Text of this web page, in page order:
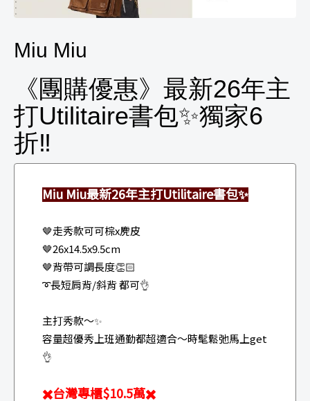
Miu Miu
《團購優惠》最新26年主
打Utilitaire書包✨獨家6
折‼️
Miu Miu最新26年主打Utilitaire書包✨
🤎走秀款可可棕x麂皮
🤎26x14.5x9.5cm
🤎背帶可調長度👏🏻
➰長短肩背/斜背 都可👌
主打秀款～✨
容量超優秀上班通勤都超適合～時髦鬆弛馬上get
👌
✖️台灣專櫃$10.5萬✖️